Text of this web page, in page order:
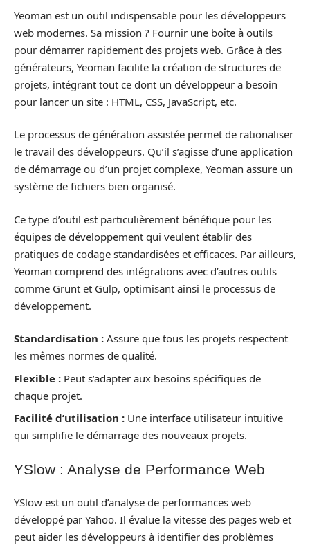
Yeoman est un outil indispensable pour les développeurs
web modernes. Sa mission ? Fournir une boîte à outils
pour démarrer rapidement des projets web. Grâce à des
générateurs, Yeoman facilite la création de structures de
projets, intégrant tout ce dont un développeur a besoin
pour lancer un site : HTML, CSS, JavaScript, etc.
Le processus de génération assistée permet de rationaliser
le travail des développeurs. Qu’il s’agisse d’une application
de démarrage ou d’un projet complexe, Yeoman assure un
système de fichiers bien organisé.
Ce type d’outil est particulièrement bénéfique pour les
équipes de développement qui veulent établir des
pratiques de codage standardisées et efficaces. Par ailleurs,
Yeoman comprend des intégrations avec d’autres outils
comme Grunt et Gulp, optimisant ainsi le processus de
développement.
Standardisation : Assure que tous les projets respectent
les mêmes normes de qualité.
Flexible : Peut s’adapter aux besoins spécifiques de
chaque projet.
Facilité d’utilisation : Une interface utilisateur intuitive
qui simplifie le démarrage des nouveaux projets.
YSlow : Analyse de Performance Web
YSlow est un outil d’analyse de performances web
développé par Yahoo. Il évalue la vitesse des pages web et
peut aider les développeurs à identifier des problèmes